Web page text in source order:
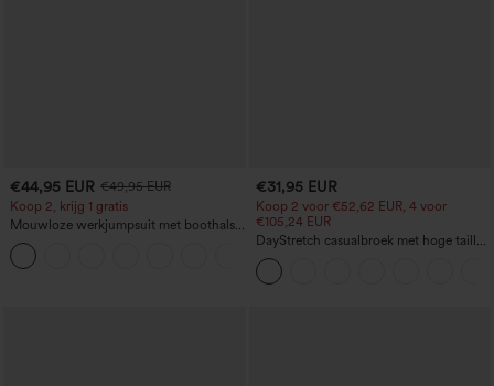
€44,95 EUR €49,95 EUR
Koop 2, krijg 1 gratis
Mouwloze werkjumpsuit met boothals,
zijstrik, koel aanvoelende gestreepte stof
en zakken — Easy Peezy-editie
€31,95 EUR
Koop 2 voor €52,62 EUR, 4 voor
€105,24 EUR
DayStretch casualbroek met hoge taille,
barrel-leg pasvorm en zakken